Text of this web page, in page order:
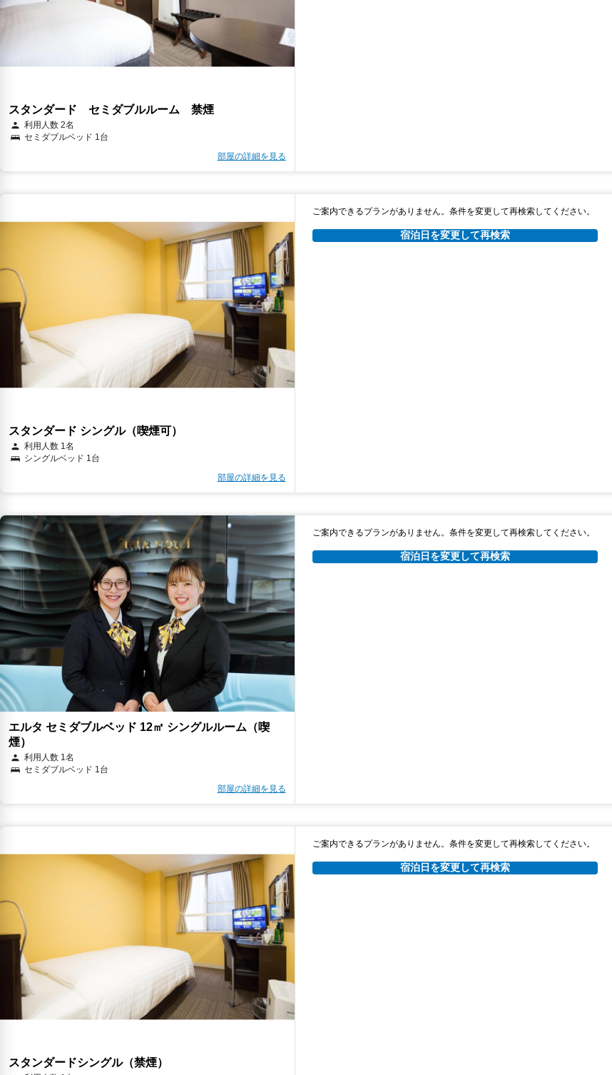
スタンダード セミダブルルーム 禁煙
利用人数 2名
セミダブルベッド 1台
部屋の詳細を見る
スタンダード シングル（喫煙可）
利用人数 1名
シングルベッド 1台
部屋の詳細を見る
ご案内できるプランがありません。条件を変更して再検索してください。
宿泊日を変更して再検索
エルタ セミダブルベッド 12㎡ シングルルーム（喫
煙）
利用人数 1名
セミダブルベッド 1台
部屋の詳細を見る
ご案内できるプランがありません。条件を変更して再検索してください。
宿泊日を変更して再検索
スタンダードシングル（禁煙）
ご案内できるプランがありません。条件を変更して再検索してください。
宿泊日を変更して再検索